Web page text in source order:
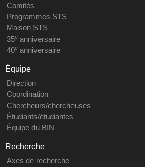
Comités
Programmes STS
Maison STS
35eanniversaire
40eanniversaire
Équipe
Direction
Coordination
Chercheurs/chercheuses
Étudiants/étudiantes
Équipe du BIN
Recherche
Axes de recherche